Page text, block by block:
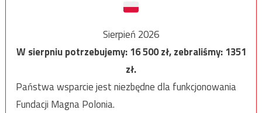
Sierpień 2026
W sierpniu potrzebujemy:16 500zł, zebraliśmy:1351
zł.
Państwa wsparcie jest niezbędne dla funkcjonowania
Fundacji Magna Polonia.